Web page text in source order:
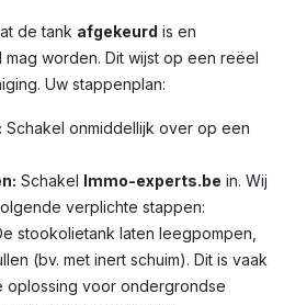
de tank afgekeurd is en
mag worden. Dit wijst op een reëel
Uw stappenplan:
Schakel onmiddellijk over op een
Schakel Immo-experts.be in. Wij
verplichte stappen:
stookolietank laten leegpompen,
(bv. met inert schuim). Dit is vaak
voor ondergrondse